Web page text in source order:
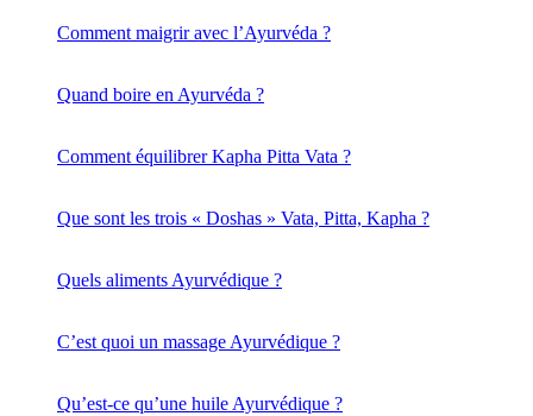
Comment maigrir avec l’Ayurvéda ?
Quand boire en Ayurvéda ?
Comment équilibrer Kapha Pitta Vata ?
Que sont les trois « Doshas » Vata, Pitta, Kapha ?
Quels aliments Ayurvédique ?
C’est quoi un massage Ayurvédique ?
Qu’est-ce qu’une huile Ayurvédique ?